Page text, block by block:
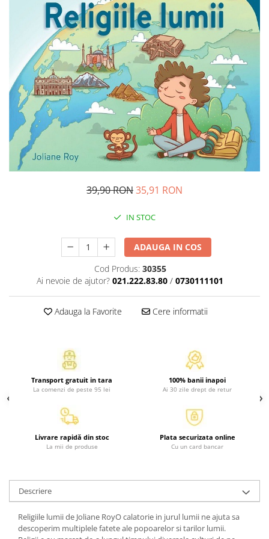
Management si leadership
Pedagogie
Resurse umane
Vanzari si marketing
Carte scolara
Atlase, dictionare si enciclopedii
Carte prescolara
Carte scolara
Dictionare de limba romana
Ghiduri de conversatie
Invatamant gimnazial
Invatarea limbilor straine
Carti in limba engleza
Activitati si jocuri pentru copii
Atlase, dictionare si enciclopedii
Benzi desenate
Carti pentru copii
Grafice
Literatura si fictiune
Povesti pentru copii
Povesti si povestiri
Dictionare si enciclopedii
Dictionare de limba romana
Dictionare tematice
Enciclopedii
Diete si fitness
39,90 RON35,91 RON
IN STOC
ADAUGA IN COS
Cod Produs: 30355
Ai nevoie de ajutor? 021.222.83.80 / 0730111101
Adauga la Favorite Cere informatii
Transport gratuit in tara
La comenzi de peste 95 lei
100% banii inapoi
Ai 30 zile drept de retur
Livrare rapidă din stoc
La mii de produse
Plata securizata online
Cu un card bancar
Descriere
Religiile lumii de Joliane RoyO calatorie in jurul lumii ne ajuta sa
descoperim multiplele fatete ale popoarelor si tarilor lumii.